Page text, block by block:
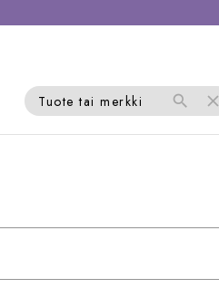
Tuote tai merkki search close